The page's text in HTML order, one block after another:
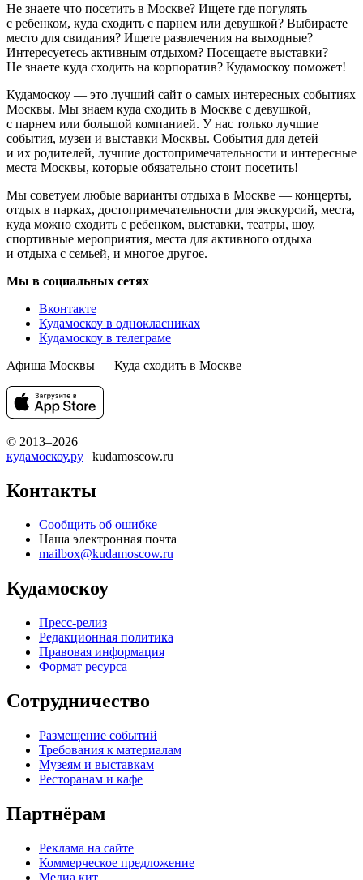
Не знаете что посетить в Москве? Ищете где погулять
с ребенком, куда сходить с парнем или девушкой? Выбираете
место для свидания? Ищете развлечения на выходные?
Интересуетесь активным отдыхом? Посещаете выставки?
Не знаете куда сходить на корпоратив? Кудамоскоу поможет!
Кудамоскоу — это лучший сайт о самых интересных событиях
Москвы. Мы знаем куда сходить в Москве с девушкой,
с парнем или большой компанией. У нас только лучшие
события, музеи и выставки Москвы. События для детей
и их родителей, лучшие достопримечательности и интересные
места Москвы, которые обязательно стоит посетить!
Мы советуем любые варианты отдыха в Москве — концерты,
отдых в парках, достопримечательности для экскурсий, места,
куда можно сходить с ребенком, выставки, театры, шоу,
спортивные мероприятия, места для активного отдыха
и отдыха с семьей, и многое другое.
Мы в социальных сетях
Вконтакте
Кудамоскоу в однокласниках
Кудамоскоу в телеграме
Афиша Москвы — Куда сходить в Москве
© 2013–2026
кудамоскоу.ру | kudamoscow.ru
Контакты
Сообщить об ошибке
Наша электронная почта
mailbox@kudamoscow.ru
Кудамоскоу
Пресс-релиз
Редакционная политика
Правовая информация
Формат ресурса
Сотрудничество
Размещение событий
Требования к материалам
Музеям и выставкам
Ресторанам и кафе
Партнёрам
Реклама на сайте
Коммерческое предложение
Медиа кит